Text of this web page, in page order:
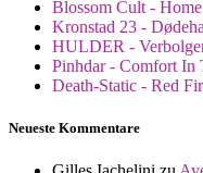
Blossom Cult - Home
Kronstad 23 -
HULDER -
Pinhdar - Comfort In
Death-Static - Red
Neueste Kommentare